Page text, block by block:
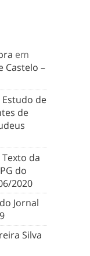
em
Castelo –
Estudo de
de
Texto da
do
2020
Jornal
Silva